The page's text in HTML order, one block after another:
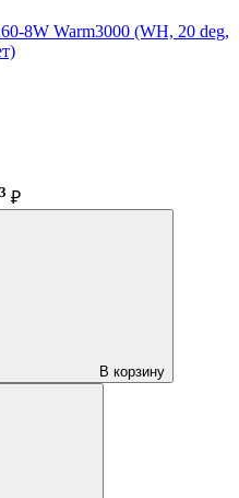
8W Warm3000 (WH, 20 deg,
₽
В корзину